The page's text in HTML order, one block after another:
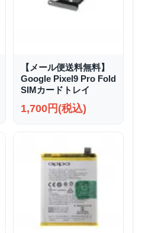
【メール便送料無料】
Google Pixel9 Pro Fold
SIMカードトレイ
1,700円(税込)